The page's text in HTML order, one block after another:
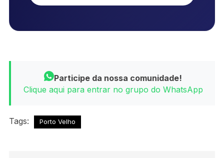
Participe da nossa comunidade!
Clique aqui para entrar no grupo do WhatsApp
Tags: Porto Velho